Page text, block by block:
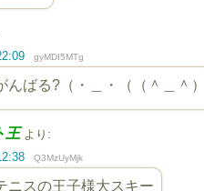
gyMDI5MTg
んばる?（・＿・（（＾＿＾）
王 より:
Q3MzUyMjk
ニスの王子様大スキー